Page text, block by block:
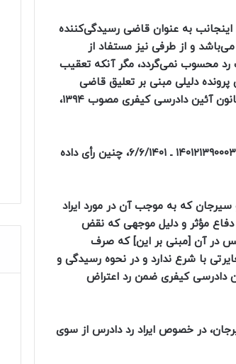
به عنوان قاضی رسیدگی‌کننده
و از طرفی نیز مستفاد از
۳۰۶۵/۹۶/۷ ـ ۱۳/۱۲/۱۳۹۶ صرف شکایت از جهات رد محسوب نمی‌گردد، مگر آنکه تعقیب
دلیلی مبنی بر تعلیق قاضی
(اینجانب) و شروع تعقیب کیفری به دست نیامده، لذا نظر به مراتب فوق مستنداً به مواد ۴۲۱ و ۴۲۳ قانون آئین دادرسی کیفری مصوب ۱۳۹۴،
با اعتراض به این قرار، شعبه پانزدهم دادگاه تجدیدنظر استان کرمان به موجب دادنامه شماره ۱۴۰۱۲۱۳۹۰۰۰۳۰۹۷۷۸۵ ـ ۶/۶/۱۴۰۱، چنین رأی داده
شماره ۳۳۵۰۶۴/۱۴۰۱ صادره از شعبه ۱۰۲ دادگاه کیفری دو سیرجان که به موجب آن در مورد ایراد
دفاع مؤثر و دلیل موجهی که نقض
در آن [مبنی بر این] که صرف
با شرع ندارد و در نحوه رسیدگی و
نگردید. لهذا دادگاه با استناد به بند «ب» ماده ۴۵۰ قانون آئین دادرسی کیفری ضمن رد اعتراض
۱۰۳ دادگاه کیفری دو شهرستان سیرجان، در خصوص ایراد رد دادرس از سوی